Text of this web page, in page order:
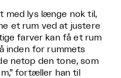
med lys længe nok til,
et rum ved at justere
farver kan få et rum
inden for rummets
netop den tone, som
fortæller han til